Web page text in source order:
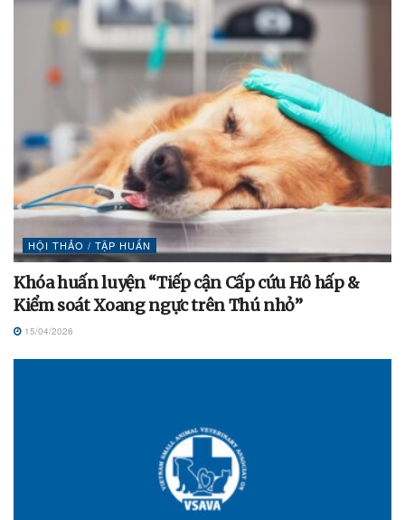
HỘI THẢO / TẬP HUẤN
Khóa huấn luyện “Tiếp cận Cấp cứu Hô hấp &
Kiểm soát Xoang ngực trên Thú nhỏ”
15/04/2026